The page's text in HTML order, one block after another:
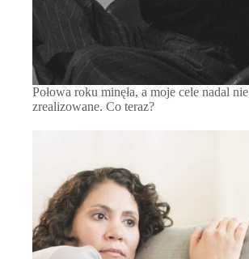
Połowa roku minęła, a moje cele nadal nie
zrealizowane. Co teraz?